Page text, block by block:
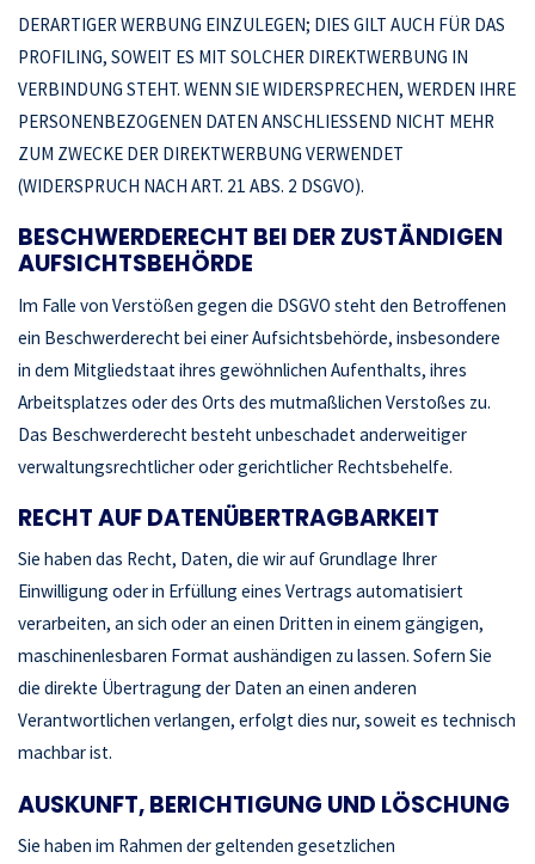
DERARTIGER WERBUNG EINZULEGEN; DIES GILT AUCH FÜR DAS
PROFILING, SOWEIT ES MIT SOLCHER DIREKTWERBUNG IN
VERBINDUNG STEHT. WENN SIE WIDERSPRECHEN, WERDEN IHRE
PERSONENBEZOGENEN DATEN ANSCHLIESSEND NICHT MEHR
ZUM ZWECKE DER DIREKTWERBUNG VERWENDET
(WIDERSPRUCH NACH ART. 21 ABS. 2 DSGVO).
BESCHWERDE­RECHT BEI DER ZUSTÄNDIGEN
AUFSICHTS­BEHÖRDE
Im Falle von Verstößen gegen die DSGVO steht den Betroffenen
ein Beschwerderecht bei einer Aufsichtsbehörde, insbesondere
in dem Mitgliedstaat ihres gewöhnlichen Aufenthalts, ihres
Arbeitsplatzes oder des Orts des mutmaßlichen Verstoßes zu.
Das Beschwerderecht besteht unbeschadet anderweitiger
verwaltungsrechtlicher oder gerichtlicher Rechtsbehelfe.
RECHT AUF DATEN­ÜBERTRAG­BARKEIT
Sie haben das Recht, Daten, die wir auf Grundlage Ihrer
Einwilligung oder in Erfüllung eines Vertrags automatisiert
verarbeiten, an sich oder an einen Dritten in einem gängigen,
maschinenlesbaren Format aushändigen zu lassen. Sofern Sie
die direkte Übertragung der Daten an einen anderen
Verantwortlichen verlangen, erfolgt dies nur, soweit es technisch
machbar ist.
AUSKUNFT, BERICHTIGUNG UND LÖSCHUNG
Sie haben im Rahmen der geltenden gesetzlichen